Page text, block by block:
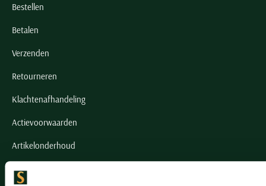
Bestellen
Betalen
Verzenden
Retourneren
Klachtenafhandeling
Actievoorwaarden
Artikelonderhoud
Onze winkels